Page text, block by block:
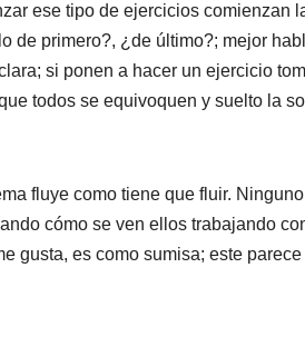
ese tipo de ejercicios comienzan
de primero?, ¿de último?; mejor
si ponen a hacer un ejercicio
todos se equivoquen y suelto la
fluye como tiene que fluir.
cómo se ven ellos trabajando
gusta, es como sumisa; este